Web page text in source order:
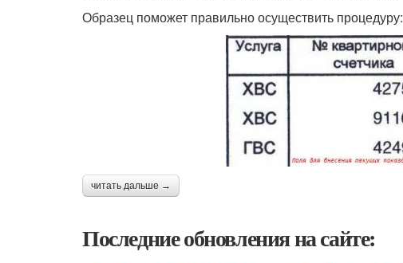
Образец поможет правильно осуществить процедуру:
читать дальше →
Последние обновления на сайте: